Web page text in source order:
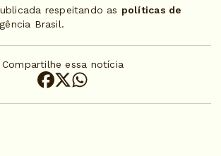
respeitando as políticas de
Brasil.
Compartilhe essa notícia